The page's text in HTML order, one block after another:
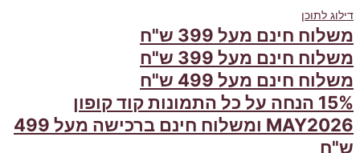
דילוג לתוכן
משלוח חינם מעל 399 ש"ח
משלוח חינם מעל 399 ש"ח
משלוח חינם מעל 499 ש"ח
15% הנחה על כל התמונות קוד קופון
MAY2026 ומשלוח חינם ברכישה מעל 499
ש"ח